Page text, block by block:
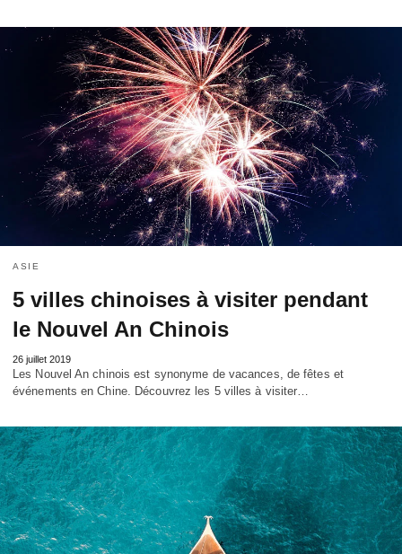
ASIE
5 villes chinoises à visiter pendant
le Nouvel An Chinois
26 juillet 2019
Les Nouvel An chinois est synonyme de vacances, de fêtes et
événements en Chine. Découvrez les 5 villes à visiter…